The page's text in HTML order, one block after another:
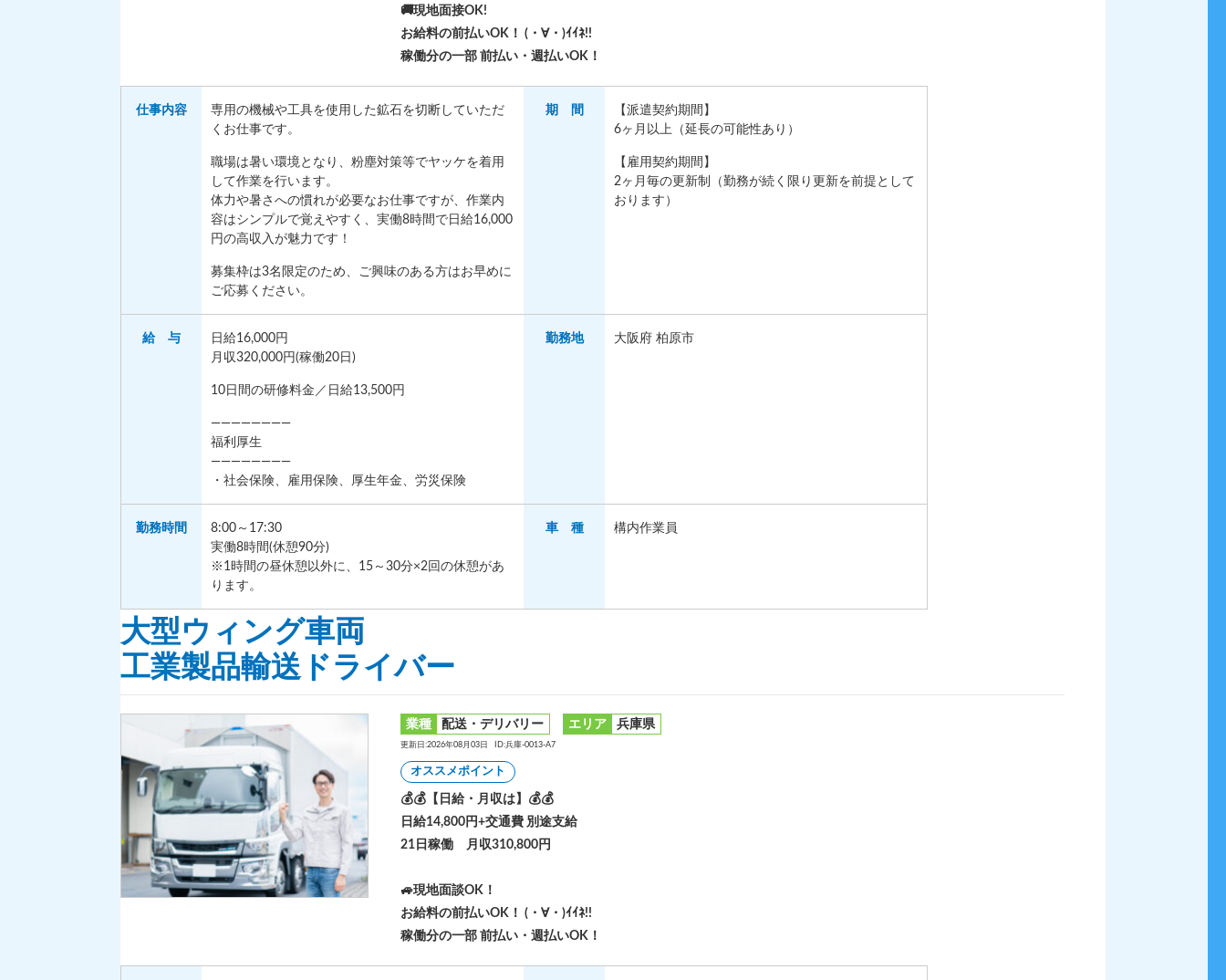
🚚現地面接OK!
お給料の前払いOK！ (・∀・)ｲｲﾈ!!
稼働分の一部 前払い・週払いOK！
仕事内容
専用の機械や工具を使用した鉱石を切断していただ
くお仕事です。
職場は暑い環境となり、粉塵対策等でヤッケを着用
して作業を行います。
体力や暑さへの慣れが必要なお仕事ですが、作業内
容はシンプルで覚えやすく、実働8時間で日給16,000
円の高収入が魅力です！
募集枠は3名限定のため、ご興味のある方はお早めに
ご応募ください。
期 間
【派遣契約期間】
6ヶ月以上（延長の可能性あり）
【雇用契約期間】
2ヶ月毎の更新制（勤務が続く限り更新を前提として
おります）
給 与
日給16,000円
月収320,000円(稼働20日)
10日間の研修料金／日給13,500円
————————
福利厚生
————————
・社会保険、雇用保険、厚生年金、労災保険
勤務地 大阪府 柏原市
勤務時間
8:00～17:30
実働8時間(休憩90分)
※1時間の昼休憩以外に、15～30分×2回の休憩があ
ります。
車 種 構内作業員
大型ウィング車両
工業製品輸送ドライバー
業種 配送・デリバリー エリア 兵庫県
更新日:2026年08月03日 ID:兵庫-0013-A7
オススメポイント
💰💰【日給・月収は】💰💰
日給14,800円+交通費 別途支給
21日稼働 月収310,800円
🚙現地面談OK！
お給料の前払いOK！ (・∀・)ｲｲﾈ!!
稼働分の一部 前払い・週払いOK！